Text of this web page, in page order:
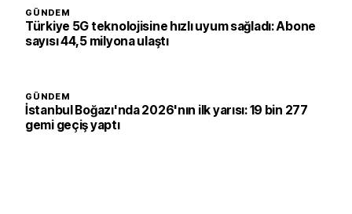
GÜNDEM
Türkiye 5G teknolojisine hızlı uyum sağladı: Abone
sayısı 44,5 milyona ulaştı
GÜNDEM
İstanbul Boğazı'nda 2026'nın ilk yarısı: 19 bin 277
gemi geçiş yaptı